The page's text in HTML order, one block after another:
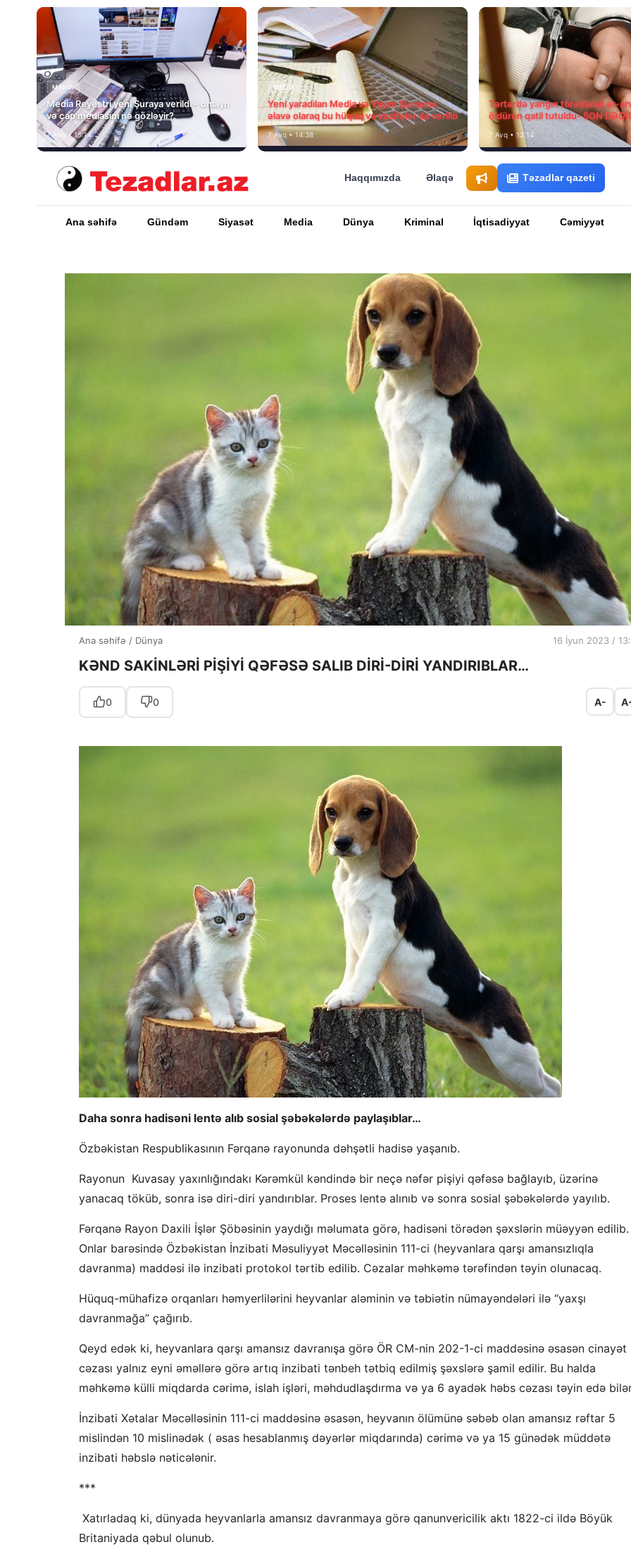
MEDİA
Media Reyestri yeni Şuraya verildi – onlayn
və çap mediasını nə gözləyir?
7 Avq • 15:14
MEDİA
Yeni yaradılan Media və Yayım Şurasına
əlavə olaraq bu hüquq və vəzifələr də verilib
7 Avq • 14:38
Tərtərdə yanğın törədərək ər-
öldürən qatil tutuldu- SON
7 Avq • 12:14
Haqqımızda Əlaqə Təzadlar qazeti
Ana səhifə Gündəm Siyasət Media Dünya Kriminal İqtisadiyyat Cəmiyyət
Ana səhifə / Dünya 16 İyun 2023 /
KƏND SAKİNLƏRİ PİŞİYİ QƏFƏSƏ SALIB DİRİ-DİRİ YANDIRIBLAR…
0 0 A-
Daha sonra hadisəni lentə alıb sosial şəbəkələrdə paylaşıblar…
Özbəkistan Respublikasının Fərqanə rayonunda dəhşətli hadisə yaşanıb.
Rayonun Kuvasay yaxınlığındakı Kərəmkül kəndində bir neçə nəfər pişiyi qəfəsə bağlayıb, üzərinə
yanacaq töküb, sonra isə diri-diri yandırıblar. Proses lentə alınıb və sonra sosial şəbəkələrdə yayılıb.
Fərqanə Rayon Daxili İşlər Şöbəsinin yaydığı məlumata görə, hadisəni törədən şəxslərin müəyyən edilib.
Onlar barəsində Özbəkistan İnzibati Məsuliyyət Məcəlləsinin 111-ci (heyvanlara qarşı amansızlıqla
davranma) maddəsi ilə inzibati protokol tərtib edilib. Cəzalar məhkəmə tərəfindən təyin olunacaq.
Hüquq-mühafizə orqanları həmyerlilərini heyvanlar aləminin və təbiətin nümayəndələri ilə “yaxşı
davranmağa” çağırıb.
Qeyd edək ki, heyvanlara qarşı amansız davranışa görə ÖR CM-nin 202-1-ci maddəsinə əsasən cinayət
cəzası yalnız eyni əməllərə görə artıq inzibati tənbeh tətbiq edilmiş şəxslərə şamil edilir. Bu halda
məhkəmə külli miqdarda cərimə, islah işləri, məhdudlaşdırma və ya 6 ayadək həbs cəzası təyin edə
İnzibati Xətalar Məcəlləsinin 111-ci maddəsinə əsasən, heyvanın ölümünə səbəb olan amansız rəftar 5
mislindən 10 mislinədək ( əsas hesablanmış dəyərlər miqdarında) cərimə və ya 15 günədək müddətə
inzibati həbslə nəticələnir.
***
Xatırladaq ki, dünyada heyvanlarla amansız davranmaya görə qanunvericilik aktı 1822-ci ildə Böyük
Britaniyada qəbul olunub.